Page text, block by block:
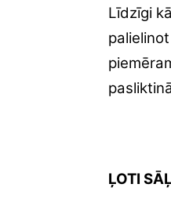
Līdzīgi
ĻOTI